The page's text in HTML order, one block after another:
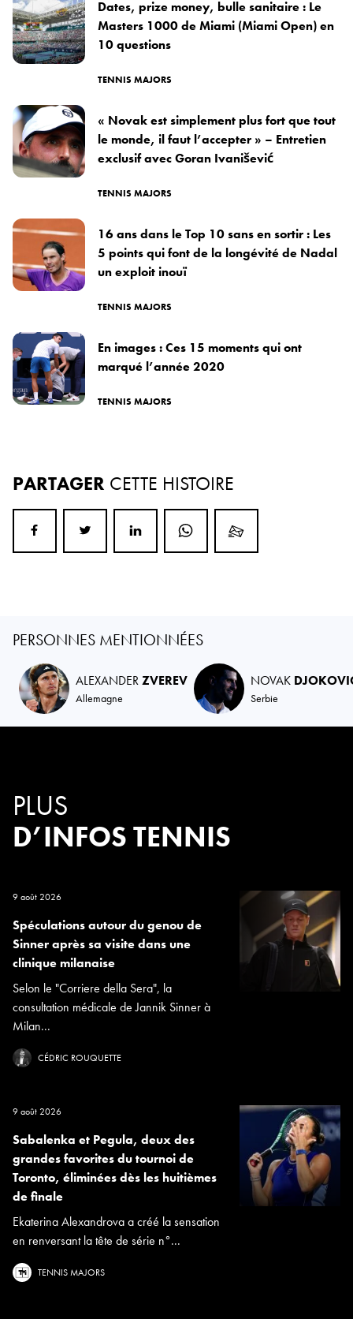
Dates, prize money, bulle sanitaire : Le
Masters 1000 de Miami (Miami Open) en
10 questions
TENNIS MAJORS
« Novak est simplement plus fort que tout
le monde, il faut l’accepter » – Entretien
exclusif avec Goran Ivanišević
TENNIS MAJORS
16 ans dans le Top 10 sans en sortir : Les
5 points qui font de la longévité de Nadal
un exploit inouï
TENNIS MAJORS
En images : Ces 15 moments qui ont
marqué l’année 2020
TENNIS MAJORS
PARTAGER CETTE HISTOIRE
PERSONNES MENTIONNÉES
ALEXANDERZVEREV
Allemagne
NOVAK
Serbie
PLUS
D’INFOS TENNIS
9 août 2026
Spéculations autour du genou de
Sinner après sa visite dans une
clinique milanaise
Selon le "Corriere della Sera", la
consultation médicale de Jannik Sinner à
Milan...
CÉDRIC ROUQUETTE
9 août 2026
Sabalenka et Pegula, deux des
grandes favorites du tournoi de
Toronto, éliminées dès les huitièmes
de finale
Ekaterina Alexandrova a créé la sensation
en renversant la tête de série n°...
TENNIS MAJORS